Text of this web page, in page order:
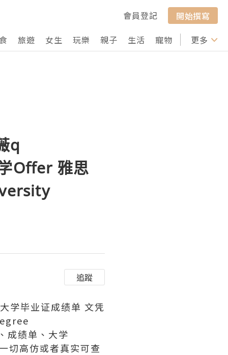
會員登記
開始撰寫
旅遊 女生 玩樂 親子 生活 寵物 行山 打卡
更多
q
Offer 雅思
追蹤
学毕业证成绩单 文凭
成绩单、大学
切高仿或者真实可查